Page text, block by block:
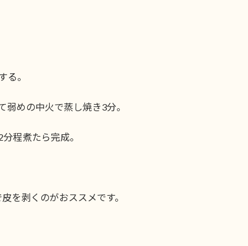
る。
弱めの中火で蒸し焼き3分。
程煮たら完成。
を剥くのがおススメです。